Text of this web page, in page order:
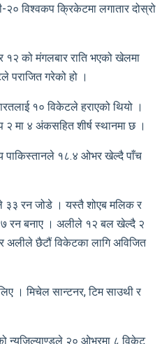
विश्वकप क्रिकेटमा लगातार दोस्रो
१२ को मंगलबार राति भएको खेलमा
पराजित गरेको हो ।
१० विकेटले हराएको थियो ।
२ मा ४ अंकसहित शीर्ष स्थानमा छ ।
पाकिस्तानले १८.४ ओभर खेल्दै पाँच
३३ रन जोडे । यस्तै शोएब मलिक र
रन बनाए । अलीले १२ बल खेल्दै २
अलीले छैटौं विकेटका लागि अविजित
। मिचेल सान्टनर, टिम साउथी र
न्युजिल्याण्डले २० ओभरमा ८ विकेट